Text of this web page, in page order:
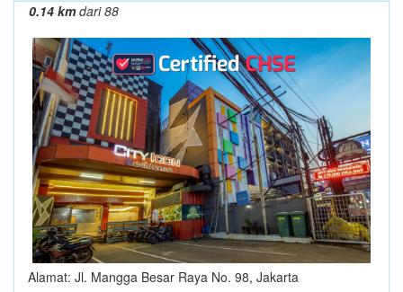
0.14 kmdari 88
Alamat: Jl. Mangga Besar Raya No. 98, Jakarta